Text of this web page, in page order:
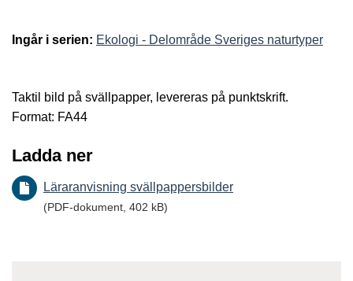
Ingår i serien: Ekologi - Delområde Sveriges naturtyper
Taktil bild på svällpapper, levereras på punktskrift.
Format: FA44
Ladda ner
Läraranvisning svällpappersbilder
(PDF-dokument, 402 kB)